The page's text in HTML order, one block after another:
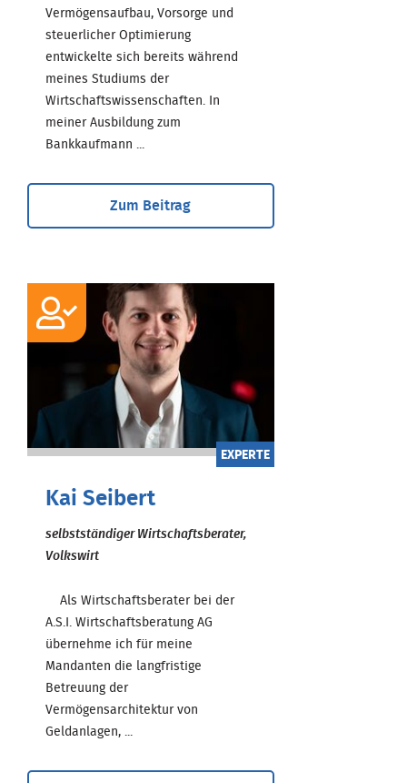
Vermögensaufbau, Vorsorge und
steuerlicher Optimierung
entwickelte sich bereits während
meines Studiums der
Wirtschaftswissenschaften. In
meiner Ausbildung zum
Bankkaufmann ...
Zum Beitrag
EXPERTE
Kai Seibert
selbstständiger Wirtschaftsberater,
Volkswirt
Als Wirtschaftsberater bei der
A.S.I. Wirtschaftsberatung AG
übernehme ich für meine
Mandanten die langfristige
Betreuung der
Vermögensarchitektur von
Geldanlagen, ...